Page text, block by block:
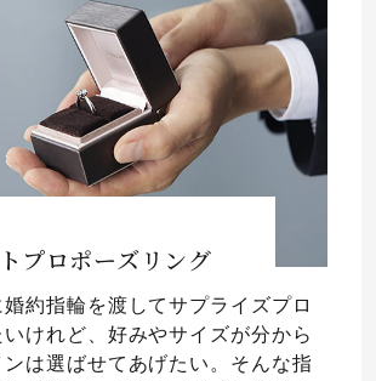
プロポーズリング
約指輪を渡してサプライズプロ
けれど、好みやサイズが分から
は選ばせてあげたい。そんな指